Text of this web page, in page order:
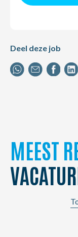
Deel deze job
MEEST